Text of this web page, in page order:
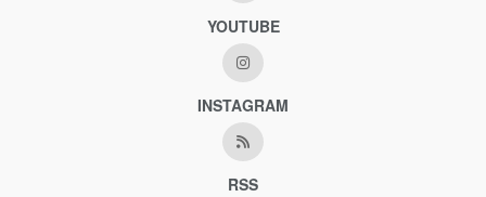
YOUTUBE
INSTAGRAM
RSS